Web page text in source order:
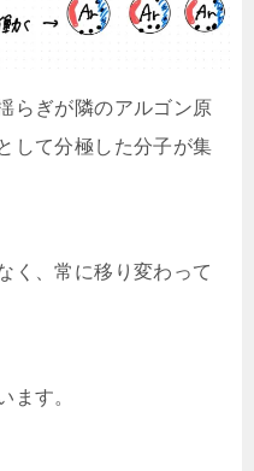
らぎが隣のアルゴン原
して分極した分子が集
く、常に移り変わって
ます。